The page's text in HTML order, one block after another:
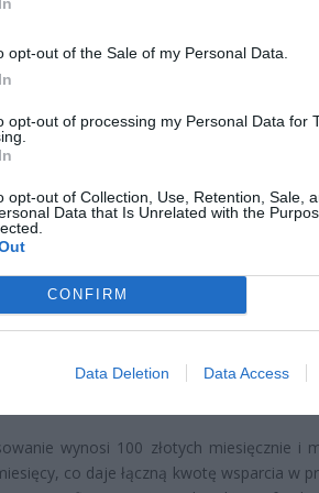
opt-out of the Sale of my Personal Data.
opt-out of processing my Personal Data for
opt-out of Collection, Use, Retention, Sale,
Data that Is Unrelated with the
CONFIRM
Data Deletion Data Access
RÓWNIEŻ:
przecenił hit do kuchni. Air fryer
2026 16:06
dla milionów polskich rodzin.
wynosi 100 złotych miesięcznie i
co daje łączną kwotę wsparcia w